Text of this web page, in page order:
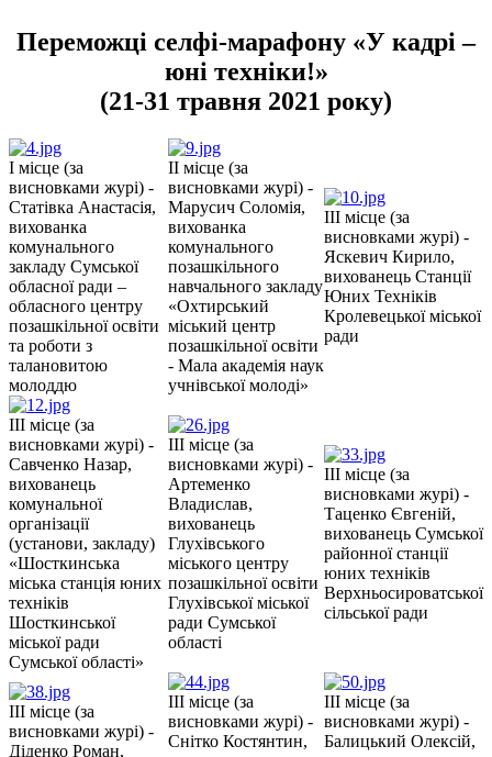
Переможці селфі-марафону «У кадрі –
юні техніки!»
(21-31 травня 2021 року)
I місце (за
висновками журі) -
Статівка Анастасія,
вихованка
комунального
закладу Сумської
обласної ради –
обласного центру
позашкільної освіти
та роботи з
талановитою
молоддю
II місце (за
висновками журі) -
Марусич Соломія,
вихованка
комунального
позашкільного
навчального закладу
«Охтирський
міський центр
позашкільної освіти
- Мала академія наук
учнівської молоді»
III місце (за
висновками журі) -
Яскевич Кирило,
вихованець Станції
Юних Техніків
Кролевецької міської
ради
III місце (за
висновками журі) -
Савченко Назар,
вихованець
комунальної
організації
(установи, закладу)
«Шосткинська
міська станція юних
техніків
Шосткинської
міської ради
Сумської області»
III місце (за
висновками журі) -
Артеменко
Владислав,
вихованець
Глухівського
міського центру
позашкільної освіти
Глухівської міської
ради Сумської
області
III місце (за
висновками журі) -
Таценко Євгеній,
вихованець Сумської
районної станції
юних техніків
Верхньосироватської
сільської ради
III місце (за
висновками журі) -
Діденко Роман,
III місце (за
висновками журі) -
Снітко Костянтин,
III місце (за
висновками журі) -
Балицький Олексій,